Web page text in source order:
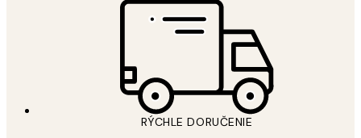
RÝCHLE DORUČENIE